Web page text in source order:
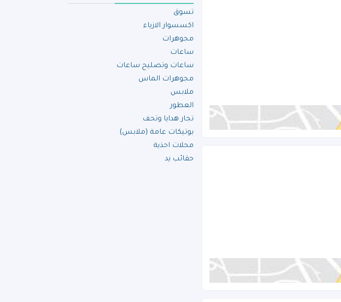
تسوق
اكسسوار الازياء
مجوهرات
ساعات
ساعات وتصليح ساعات
مجوهرات الماس
ملابس
العطور
تجار هدايا وتحف
بوتيكات عامة (ملابس)
محلات احذية
حقائب يد